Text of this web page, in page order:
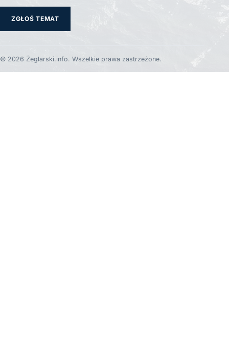
ZGŁOŚ TEMAT
© 2026 Żeglarski.info. Wszelkie prawa zastrzeżone.